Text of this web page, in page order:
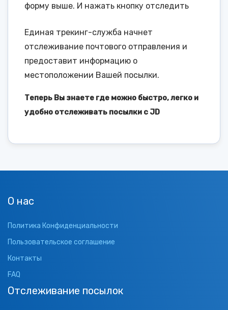
форму выше. И нажать кнопку отследить
Единая трекинг-служба начнет
отслеживание почтового отправления и
предоставит информацию о
местоположении Вашей посылки.
Теперь Вы знаете где можно быстро, легко и
удобно отслеживать посылки с JD
О нас
Политика Конфиденциальности
Пользовательское соглашение
Контакты
FAQ
Отслеживание посылок